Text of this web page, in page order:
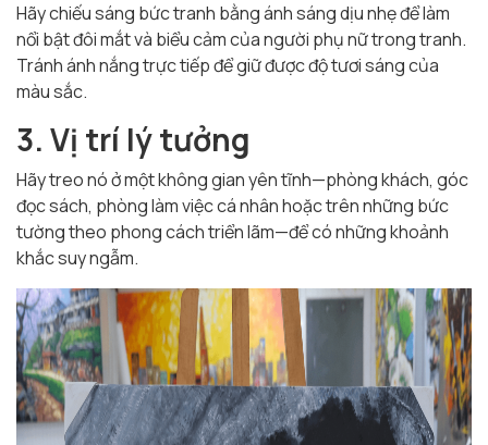
Hãy chiếu sáng bức tranh bằng ánh sáng dịu nhẹ để làm
nổi bật đôi mắt và biểu cảm của người phụ nữ trong tranh.
Tránh ánh nắng trực tiếp để giữ được độ tươi sáng của
màu sắc.
3. Vị trí lý tưởng
Hãy treo nó ở một không gian yên tĩnh—phòng khách, góc
đọc sách, phòng làm việc cá nhân hoặc trên những bức
tường theo phong cách triển lãm—để có những khoảnh
khắc suy ngẫm.